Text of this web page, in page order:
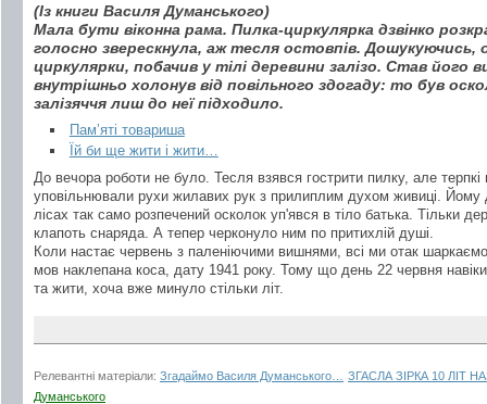
(Із книги Василя Думанського)
Мала бути віконна рама. Пилка-циркулярка дзвінко
голосно зверескнула, аж тесля остовпів. Дошукуючись,
циркулярки, побачив у тілі деревини залізо. Став його
внутрішньо холонув від повільного здогаду: то був
залізяччя лиш до неї підходило.
Пам’яті товариша
Їй би ще жити і жити…
До вечора роботи не було. Тесля взявся гострити пилку, але терпкі
уповільнювали рухи жилавих рук з прилиплим духом живиці.
лісах так само розпечений осколок уп'явся в тіло батька. Тільки
клапоть снаряда. А тепер черконуло ним по притихлій душі.
Коли настає червень з паленіючими вишнями, всі ми отак
мов наклепана коса, дату 1941 року. Тому що день 22 червня навіки
та жити, хоча вже минуло стільки літ.
Релевантні матеріали: Згадаймо Василя Думанського…
ЗГАСЛА ЗІРКА 10 ЛІТ
Думанського